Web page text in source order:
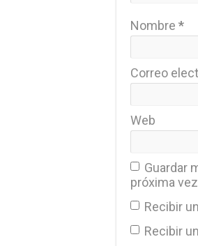
Nombre *
Correo
Web
Guardar
próxima
Recibir
Recibir